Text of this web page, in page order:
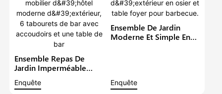
Ensemble Repas De
Jardin Imperméable
Fauteuil, Mobilier
Enquête
Ensemble De Jardin
Moderne Et Simple En
Enquête